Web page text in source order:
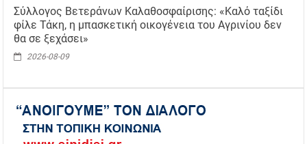
Σύλλογος Βετεράνων Καλαθοσφαίρισης: «Καλό ταξίδι
φίλε Τάκη, η μπασκετική οικογένεια του Αγρινίου δεν
θα σε ξεχάσει»
2026-08-09